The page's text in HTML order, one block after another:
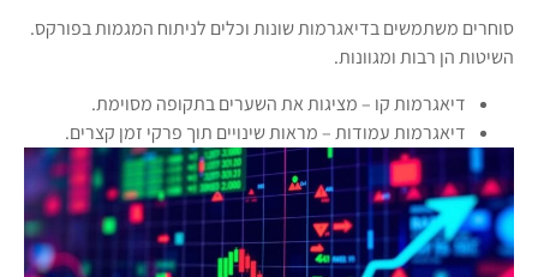
סוחרים משתמשים בדיאגרמות שונות וכלים לניתוח המגמות בפורקס.
השיטות הן רבות ומגוונות.
דיאגרמות קו – מציגות את השערים בתקופה מסוימת.
דיאגרמות עמודות – מראות שינויים תוך פרקי זמן קצרים.